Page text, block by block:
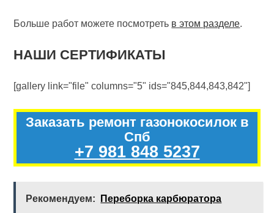
Больше работ можете посмотреть в этом разделе.
НАШИ СЕРТИФИКАТЫ
[gallery link="file" columns="5" ids="845,844,843,842"]
Заказать ремонт газонокосилок в
Спб
+7 981 848 5237
Рекомендуем: Переборка карбюратора